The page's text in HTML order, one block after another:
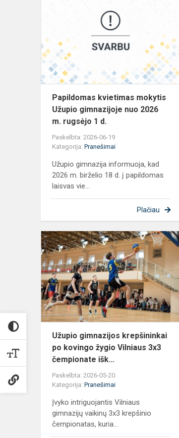
Papildomas kvietimas mokytis
Užupio gimnazijoje nuo 2026
m. rugsėjo 1 d.
Paskelbta: 2026-06-19
Kategorija: Pranešimai
Užupio gimnazija informuoja, kad
2026 m. birželio 18 d. į papildomas
laisvas vie...
Plačiau
Užupio gimnazijos krepšininkai
po kovingo žygio Vilniaus 3x3
čempionate išk...
Paskelbta: 2026-05-20
Kategorija: Pranešimai
Įvyko intriguojantis Vilniaus
gimnazijų vaikinų 3x3 krepšinio
čempionatas, kuria...